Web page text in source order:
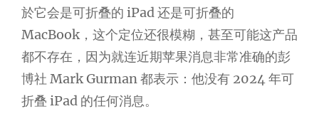
於它会是可折叠的 iPad 还是可折叠的
MacBook，这个定位还很模糊，甚至可能这产品
都不存在，因为就连近期苹果消息非常准确的彭
博社 Mark Gurman 都表示：他没有 2024 年可
折叠 iPad 的任何消息。